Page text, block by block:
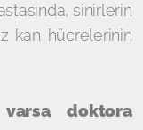
sinirlerin
kan hücrelerinin
doktora